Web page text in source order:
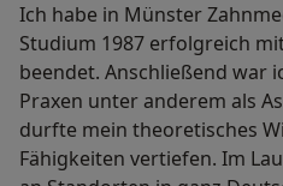
Ich habe in Münster
Studium 1987 erfolgreich
beendet. Anschließend war
Praxen unter anderem als
durfte mein theoretisches
Fähigkeiten vertiefen. Im